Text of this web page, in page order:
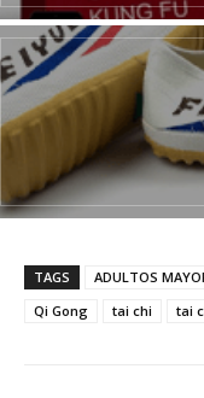
TAGS ADULTOS
Qi Gong
tai chi tai